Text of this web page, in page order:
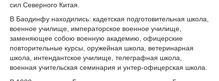
сил Северного Китая.
В Баодинфу находились: кадетская подготовительная школа,
военное училище, императорское военное училище,
заменяющее собою военную академию, офицерские
повторительные курсы, оружейная школа, ветеринарная
школа, интендантское училище, телеграфная школа,
военная учительская семинария и унтер-офицерская школа.